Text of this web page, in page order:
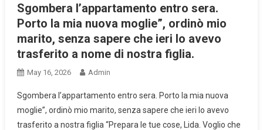
Sgombera l’appartamento entro sera.
Porto la mia nuova moglie”, ordinò mio
marito, senza sapere che ieri lo avevo
trasferito a nome di nostra figlia.
May 16, 2026 Admin
Sgombera l’appartamento entro sera. Porto la mia nuova
moglie”, ordinò mio marito, senza sapere che ieri lo avevo
trasferito a nostra figlia “Prepara le tue cose, Lida. Voglio che